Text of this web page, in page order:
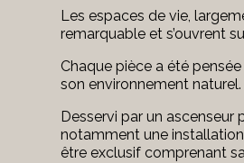
Les espaces de vie,
remarquable et s’ouvrent
Chaque pièce a été
son environnement naturel.
Desservi par un ascenseur
notamment une
être exclusif comprenant